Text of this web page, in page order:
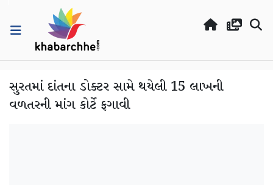
સુરતમાં દાંતના ડોક્ટર સામે થયેલી 15 લાખની
વળતરની માંગ કોર્ટે ફગાવી